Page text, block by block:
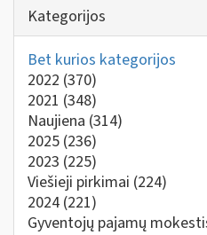
Kategorijos
Bet kurios kategorijos
2022 (370)
2021 (348)
Naujiena (314)
2025 (236)
2023 (225)
Viešieji pirkimai (224)
2024 (221)
Gyventojų pajamų